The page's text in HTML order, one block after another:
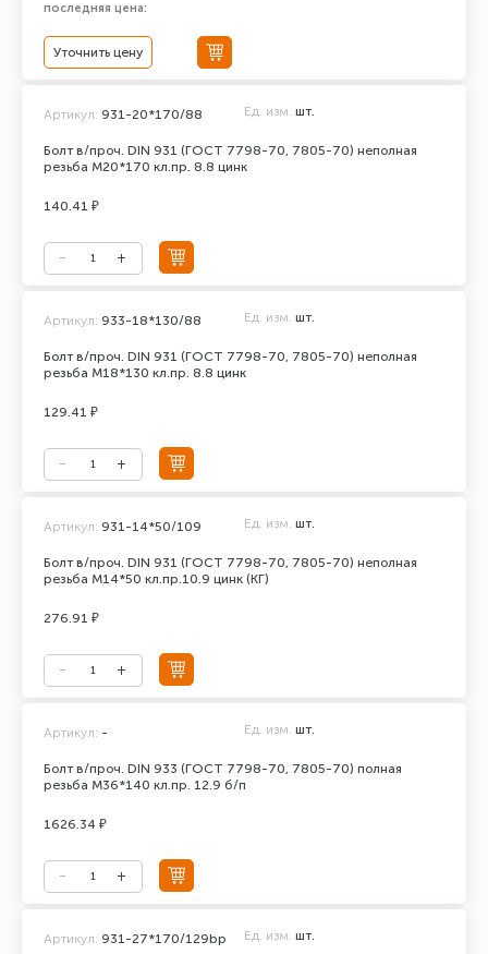
последняя цена:
Уточнить цену
Болт в/проч. DIN 931 (ГОСТ 7798-70, 7805-70) неполная
резьба М20*170 кл.пр. 8.8 цинк
Артикул: 931-20*170/88 Ед. изм. шт.
140.41 ₽
Болт в/проч. DIN 931 (ГОСТ 7798-70, 7805-70) неполная
резьба М18*130 кл.пр. 8.8 цинк
Артикул: 933-18*130/88 Ед. изм. шт.
129.41 ₽
Болт в/проч. DIN 931 (ГОСТ 7798-70, 7805-70) неполная
резьба М14*50 кл.пр.10.9 цинк (КГ)
Артикул: 931-14*50/109 Ед. изм. шт.
276.91 ₽
Болт в/проч. DIN 933 (ГОСТ 7798-70, 7805-70) полная
резьба М36*140 кл.пр. 12.9 б/п
Артикул: - Ед. изм. шт.
1626.34 ₽
Артикул: 931-27*170/129bp Ед. изм. шт.